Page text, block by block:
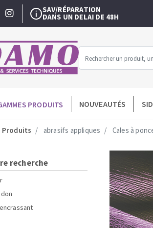
POUR LE BATIMENT
Disques
Couronnes
Trépans
Meules
Pad
Roues
SAV/RÉPARATION
DANS UN DELAI DE 48H
EXTENSION DE GARANTIE
NOTRE SERVICE DE
FORMATIONS
SAV/RÉPARATION
DANS UN DELAI DE 48H
PRODUITS NOUVEAUTÉS
Produits abrasifs appliques Cales à
recherche